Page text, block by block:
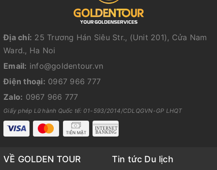
Địa chỉ: 25 Trương Hán Siêu Str., (Unit 201), Cửa Nam
Ward., Ha Noi
Email: info@goldentour.vn
Điện thoại: 0967 966 777
Zalo: 0967 966 777
Giấy phép Lữ hành Quốc tế: 01-593/2014/CDLQGVN-GP LHQT
VỀ GOLDEN TOUR Tin tức Du lịch